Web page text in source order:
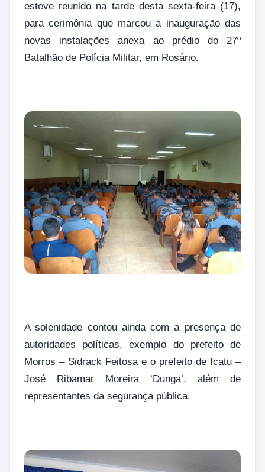
esteve reunido na tarde desta sexta-feira (17),
para cerimônia que marcou a inauguração das
novas instalações anexa ao prédio do 27º
Batalhão de Polícia Militar, em Rosário.
A solenidade contou ainda com a presença de
autoridades políticas, exemplo do prefeito de
Morros – Sidrack Feitosa e o prefeito de Icatu –
José Ribamar Moreira ‘Dunga’, além de
representantes da segurança pública.